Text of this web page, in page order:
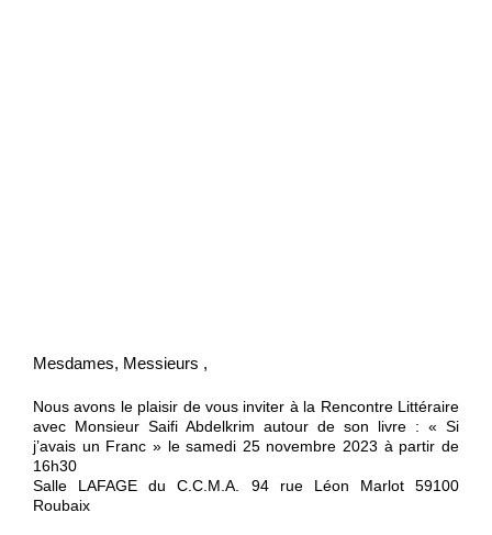
Mesdames, Messieurs ,
Nous avons le plaisir de vous inviter à la Rencontre Littéraire
avec Monsieur Saifi Abdelkrim autour de son livre : « Si
j’avais un Franc » le samedi 25 novembre 2023 à partir de
16h30
Salle LAFAGE du C.C.M.A. 94 rue Léon Marlot 59100
Roubaix